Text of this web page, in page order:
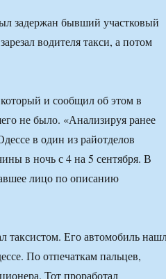
задержан бывший участковый
водителя такси, а потом
и сообщил об этом в
не было. «Анализируя ранее
в один из райотделов
в ночь с 4 на 5 сентября. В
лицо по описанию
таксистом. Его автомобиль
По отпечаткам пальцев,
Тот проработал